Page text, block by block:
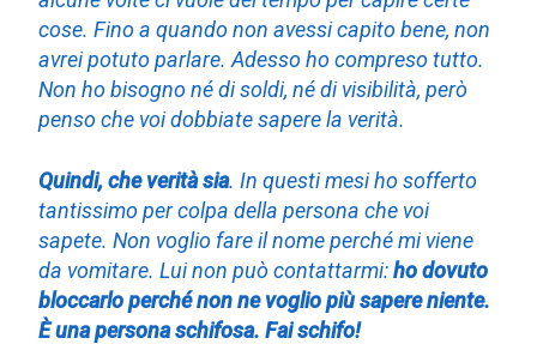
cose. Fino a quando non avessi capito bene, non
avrei potuto parlare. Adesso ho compreso tutto.
Non ho bisogno né di soldi, né di visibilità, però
penso che voi dobbiate sapere la verità.
Quindi, che verità sia. In questi mesi ho sofferto
tantissimo per colpa della persona che voi
sapete. Non voglio fare il nome perché mi viene
da vomitare. Lui non può contattarmi:ho dovuto
bloccarlo perché non ne voglio più sapere niente.
È una persona schifosa. Fai schifo!